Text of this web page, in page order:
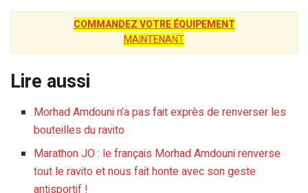
COMMANDEZ VOTRE ÉQUIPEMENT
MAINTENANT
Lire aussi
Morhad Amdouni n’a pas fait exprès de renverser les
bouteilles du ravito
Marathon JO : le français Morhad Amdouni renverse
tout le ravito et nous fait honte avec son geste
antisportif !